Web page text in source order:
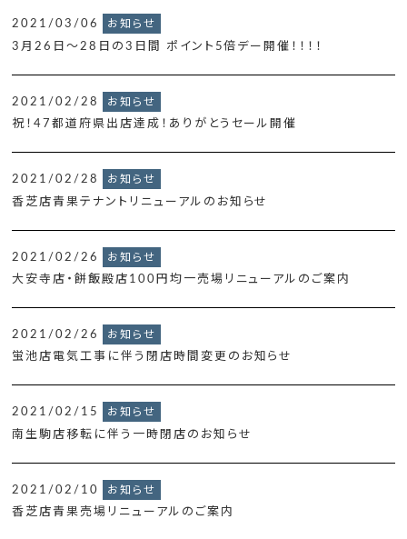
2021/03/06 お知らせ
3月26日～28日の3日間 ポイント5倍デー開催！！！！
2021/02/28 お知らせ
祝！47都道府県出店達成！ありがとうセール開催
2021/02/28 お知らせ
香芝店青果テナントリニューアルのお知らせ
2021/02/26 お知らせ
大安寺店・餅飯殿店100円均一売場リニューアルのご案内
2021/02/26 お知らせ
蛍池店電気工事に伴う閉店時間変更のお知らせ
2021/02/15 お知らせ
南生駒店移転に伴う一時閉店のお知らせ
2021/02/10 お知らせ
香芝店青果売場リニューアルのご案内